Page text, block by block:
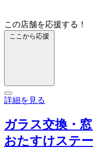
この店舗を応援する！
ここから応援
詳細を見る
ガラス交換・
おたすけステ